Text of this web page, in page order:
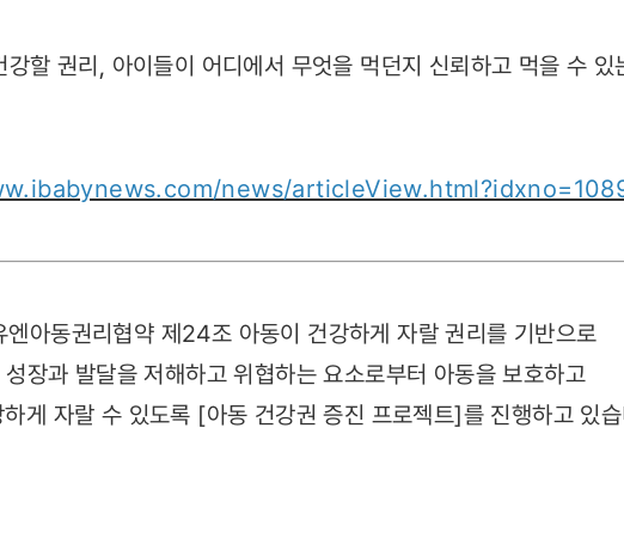
할 권리, 아이들이 어디에서 무엇을 먹던지 신뢰하고 먹을 수 있
news/
엔아동권리협약 제24조 아동이 건강하게 자랄 권리를 기반으로
장과 발달을 저해하고 위협하는 요소로부터 아동을 보호하고
게 자랄 수 있도록 [아동 건강권 증진 프로젝트]를 진행하고 있